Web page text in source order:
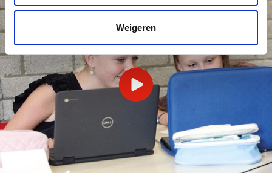
Weigeren